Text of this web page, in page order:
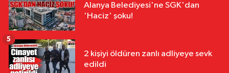
Alanya Belediyesi'ne SGK'dan
'Haciz' şoku!
2 kişiyi öldüren zanlı adliyeye sevk
edildi
5